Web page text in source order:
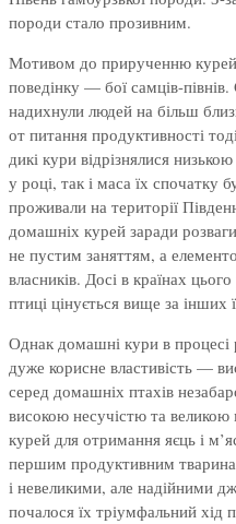
породи стало прозивним.
Мотивом до прирученню
поведінку — бої самців-
надихнули людей на більш
от питання продуктивності
дикі кури відрізнялися
у році, так і маса їх спочатку
проживали на території
домашніх курей заради
не пустим заняттям, а
власників. Досі в країнах
птиці цінується вище за інших
Однак домашні кури в процесі
дуже корисне властивість —
серед домашніх птахів
високою несучістю та
курей для отримання яєць і
першим продуктивним
і невеликими, але надійними
почалося їх тріумфальний хід